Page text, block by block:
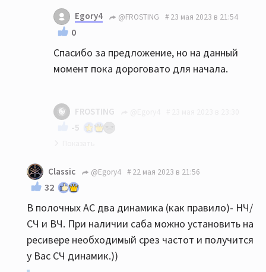
Могу предложить фактически новые Dali
Oberon 3 немногим дороже этих Хеко. Цвет
брашированный дуб
Egory4 @FROSTING 23 мая 2023 в 21:54
0
Спасибо за предложение, но на данный
момент пока дороговато для начала.
FROSTING
-5
брал - за 34. Смотрите. Колонки работали
3 месяца, состояние идеальное. В 18
метрах будет в самый раз и лучше этих
Хеко, да и старшей Авроры тоже.
Classic @Egory4 22 мая 2023 в 21:56
32
В полочных АС два динамика (как правило)- НЧ/
СЧ и ВЧ. При наличии саба можно установить на
ресивере необходимый срез частот и получится
у Вас СЧ динамик.))